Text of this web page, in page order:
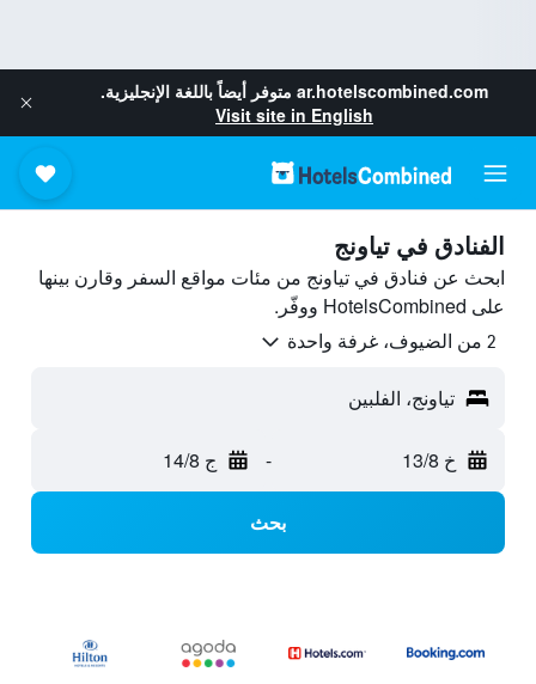
ar.hotelscombined.com متوفر أيضاً باللغة الإنجليزية.
Visit site in English
الفنادق في تياونج
ابحث عن فنادق في تياونج من مئات مواقع السفر وقارن بينها
على HotelsCombined ووفّر.
2 من الضيوف، غرفة واحدة
تياونج، الفلبين
خ 13/8 - ج 14/8
بحث